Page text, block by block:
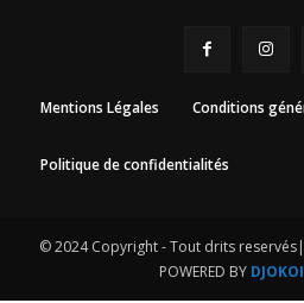
Mentions Légales Conditions
Politique de confidentialités
© 2024 Copyright - Tout drits
POWERED BY